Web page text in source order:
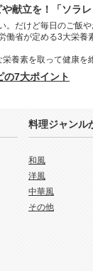
献立を！「ソラレ
。だけど毎日のご飯
省が定める3大栄
養素を取って健康を
の7大ポイント
料理ジャンル
和風
洋風
中華風
その他